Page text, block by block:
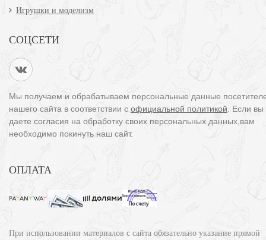
Игрушки и моделизм
СОЦСЕТИ
Мы получаем и обрабатываем персональные данные
нашего сайта в соответствии с официальной политикой . Если
даете согласия на обработку своих персональных данных,вам
необходимо покинуть наш сайт.
ОПЛАТА
При использовании материалов с сайта обязательно указание прямой